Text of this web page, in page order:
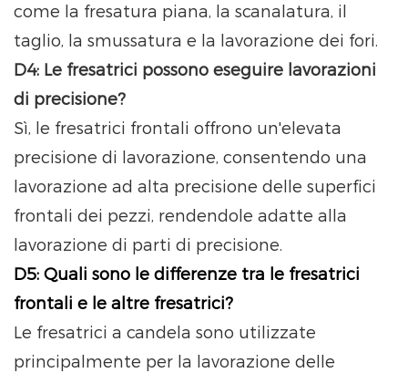
come la fresatura piana, la scanalatura, il
taglio, la smussatura e la lavorazione dei fori.
D4: Le fresatrici possono eseguire lavorazioni
di precisione?
Sì, le fresatrici frontali offrono un'elevata
precisione di lavorazione, consentendo una
lavorazione ad alta precisione delle superfici
frontali dei pezzi, rendendole adatte alla
lavorazione di parti di precisione.
D5: Quali sono le differenze tra le fresatrici
frontali e le altre fresatrici?
Le fresatrici a candela sono utilizzate
principalmente per la lavorazione delle